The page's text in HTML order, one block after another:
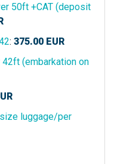
50ft +CAT (deposit
: 375.00 EUR
(embarkation on
luggage/per